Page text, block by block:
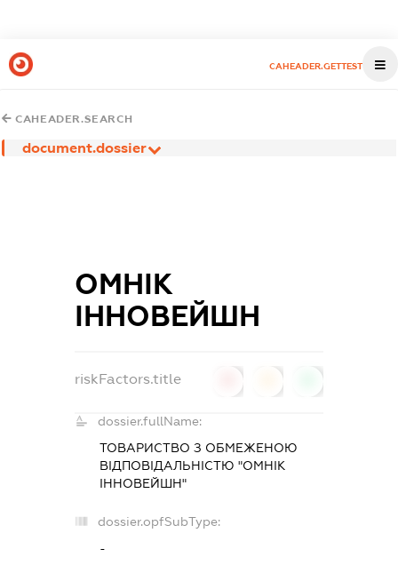
CAHEADER.GETTEST
CAHEADER.SEARCH
document.dossier
ОМНІК
ІННОВЕЙШН
riskFactors.title
dossier.fullName:
ТОВАРИСТВО З ОБМЕЖЕНОЮ
ВІДПОВІДАЛЬНІСТЮ "ОМНІК
ІННОВЕЙШН"
dossier.opfSubType:
-